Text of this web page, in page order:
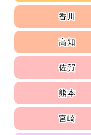
香川
高知
佐賀
熊本
宮崎